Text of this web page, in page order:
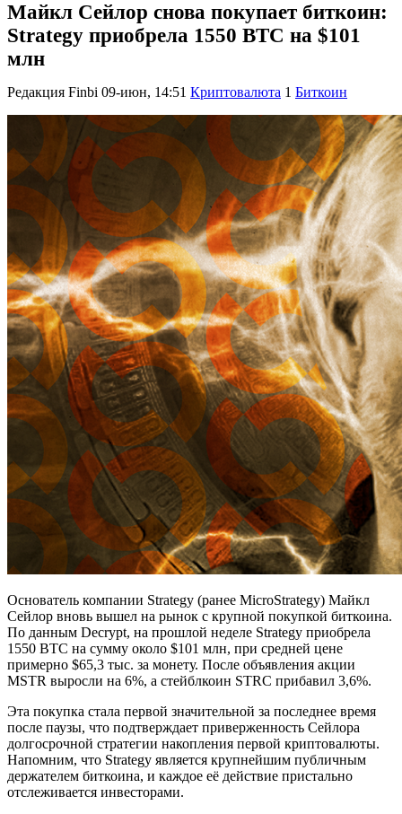
Майкл Сейлор снова покупает биткоин:
Strategy приобрела 1550 BTC на $101
млн
Редакция Finbi 09-июн, 14:51 Криптовалюта 1 Биткоин
Основатель компании Strategy (ранее MicroStrategy) Майкл
Сейлор вновь вышел на рынок с крупной покупкой биткоина.
По данным Decrypt, на прошлой неделе Strategy приобрела
1550 BTC на сумму около $101 млн, при средней цене
примерно $65,3 тыс. за монету. После объявления акции
MSTR выросли на 6%, а стейблкоин STRC прибавил 3,6%.
Эта покупка стала первой значительной за последнее время
после паузы, что подтверждает приверженность Сейлора
долгосрочной стратегии накопления первой криптовалюты.
Напомним, что Strategy является крупнейшим публичным
держателем биткоина, и каждое её действие пристально
отслеживается инвесторами.